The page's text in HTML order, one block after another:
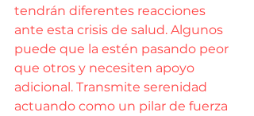
tendrán diferentes reacciones
ante esta crisis de salud. Algunos
puede que la estén pasando peor
que otros y necesiten apoyo
adicional. Transmite serenidad
actuando como un pilar de fuerza